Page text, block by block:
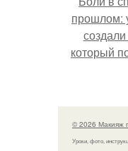
прошлом:
создали
который
© 2026 Макияж
Уроки, фото,